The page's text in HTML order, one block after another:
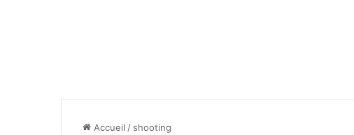
Accueil / shooting